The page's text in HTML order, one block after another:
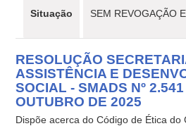
Situação SEM REVOGAÇÃO
RESOLUÇÃO
ASSISTÊNCIA E
SOCIAL - SMADS Nº
OUTUBRO DE 2025
Dispõe acerca do Código de Ética do